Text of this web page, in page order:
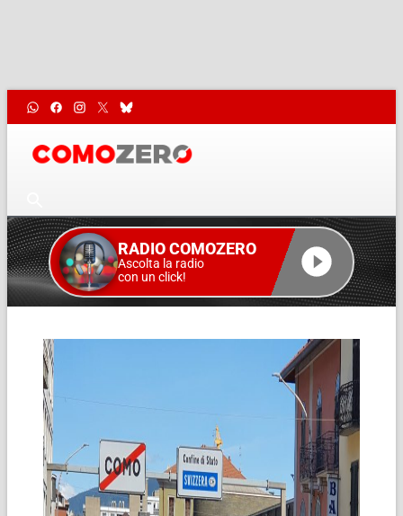
RADIO COMOZERO
Ascolta la radio
con un click!